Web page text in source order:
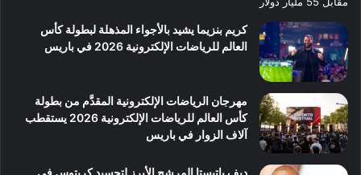
كريم بنزيما يشيد بالأجواء المذهلة لبطولة كأس
العالم للرياضات الإلكترونية 2026 في باريس
مهرجان الرياضات الإلكترونية المقدَّم من بطولة
كأس العالم للرياضات الإلكترونية 2026 يستقطب
آلاف الزوار في باريس
ديف باتيستا المرشح الأبرز لتجسيد كريتوس في